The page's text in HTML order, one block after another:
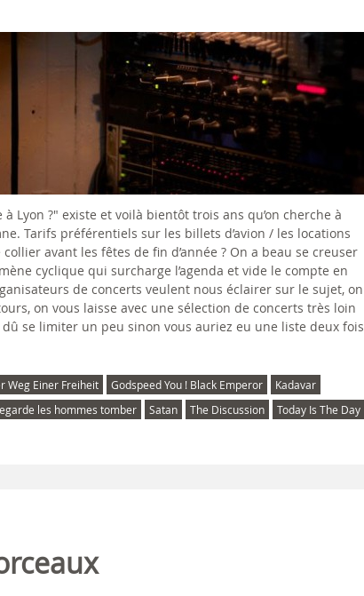
Lyon ?" existe et voilà bientôt trois ans qu’on cherche à
Tarifs préférentiels sur les billets d’avion / les locations
avant les fêtes de fin d’année ? On a beau se creuser
cyclique qui surcharge l’agenda et vide le compte en
de concerts veulent nous éclairer sur le sujet, on
on vous laisse avec une sélection de concerts très loin
se limiter un peu sinon vous auriez eu une liste deux fois
Weg Einer Freiheit Godspeed You ! Black Emperor
Kadavar
les hommes tomber Satan The Discussion
Today Is The Day